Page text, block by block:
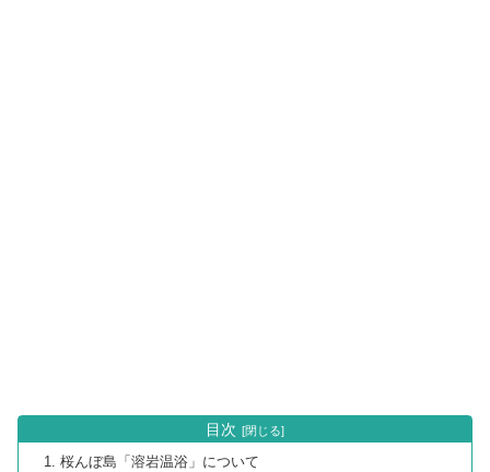
目次
桜んぼ島「溶岩温浴」について